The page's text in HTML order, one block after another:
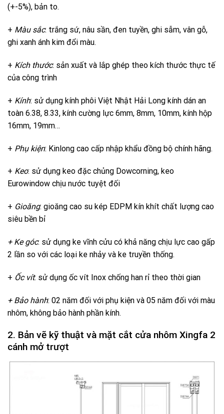
(+-5%), bản to.
+ Màu sắc: trắng sứ, nâu sần, đen tuyền, ghi sẫm, vân gỗ,
ghi xanh ánh kim đổi màu.
+ Kích thước: sản xuất và lắp ghép theo kích thước thực tế
của công trình
+ Kính: sử dụng kính phôi Việt Nhật Hải Long kính dán an
toàn 6.38, 8.33, kính cường lực 6mm, 8mm, 10mm, kính hộp
16mm, 19mm…
+ Phụ kiện: Kinlong cao cấp nhập khẩu đồng bộ chính hãng.
+ Keo: sử dụng keo đặc chủng Dowcorning, keo
Eurowindow chịu nước tuyệt đối
+ Gioăng: gioăng cao su kép EDPM kín khít chất lượng cao
siêu bền bỉ
+ Ke góc: sử dụng ke vĩnh cửu có khả năng chịu lực cao gấp
2 lần so với các loại ke nhảy và ke truyền thống.
+ Ốc vít: sử dụng ốc vít Inox chống han rỉ theo thời gian
+ Bảo hành: 02 năm đối với phụ kiện và 05 năm đối với màu
nhôm, không bảo hành phần kính.
2. Bản vẽ kỹ thuật và mặt cắt cửa nhôm Xingfa 2
cánh mở trượt